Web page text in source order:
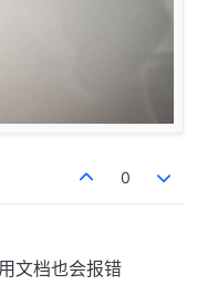
0
文档也会报错